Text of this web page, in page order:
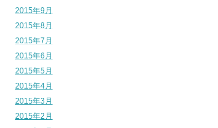
2015年9月
2015年8月
2015年7月
2015年6月
2015年5月
2015年4月
2015年3月
2015年2月